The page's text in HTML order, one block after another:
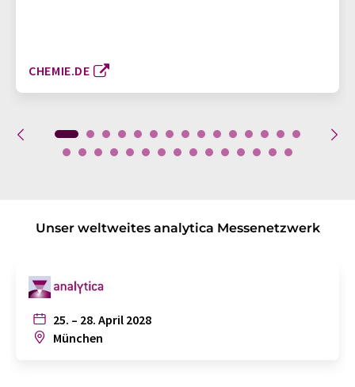
CHEMIE.DE
Unser weltweites analytica Messenetzwerk
25. – 28. April 2028
München